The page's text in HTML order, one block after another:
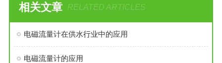
相关文章 RELATED ARTICLES
电磁流量计在供水行业中的应用
电磁流量计的应用